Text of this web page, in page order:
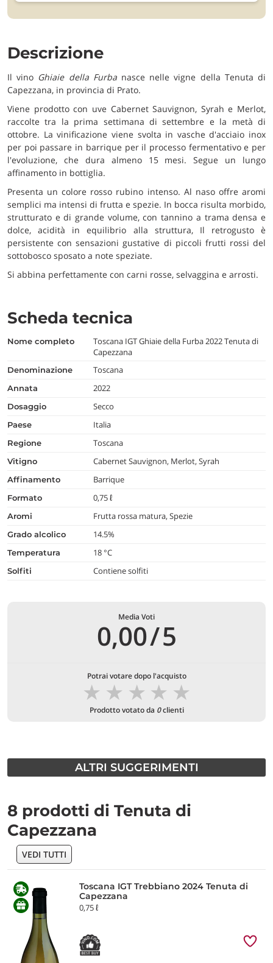
Descrizione
Il vino Ghiaie della Furbanasce nelle vigne della Tenuta di
Capezzana, in provincia di Prato.
Viene prodotto con uve Cabernet Sauvignon, Syrah e Merlot,
raccolte tra la prima settimana di settembre e la metà di
ottobre. La vinificazione viene svolta in vasche d'acciaio inox
per poi passare in barrique per il processo fermentativo e per
l'evoluzione, che dura almeno 15 mesi. Segue un lungo
affinamento in bottiglia.
Presenta un colore rosso rubino intenso. Al naso offre aromi
semplici ma intensi di frutta e spezie. In bocca risulta morbido,
strutturato e di grande volume, con tannino a trama densa e
dolce, acidità in equilibrio alla struttura, Il retrogusto è
persistente con sensazioni gustative di piccoli frutti rossi del
sottobosco sposato a note speziate.
Si abbina perfettamente con carni rosse, selvaggina e arrosti.
Scheda tecnica
nome completo
Toscana IGT Ghiaie della Furba 2022 Tenuta di
Capezzana
denominazione Toscana
annata 2022
dosaggio Secco
paese Italia
regione Toscana
vitigno Cabernet Sauvignon, Merlot, Syrah
affinamento Barrique
formato 0,75 ℓ
aromi Frutta rossa matura, Spezie
grado alcolico 14.5%
temperatura 18 °C
Solfiti Contiene solfiti
Media Voti
0,00/5
Potrai votare dopo l'acquisto
★
★
★
★
★
Prodotto votato da 0clienti
ALTRI SUGGERIMENTI
8 prodotti di Tenuta di
Capezzana
VEDI TUTTI
Toscana IGT Trebbiano 2024 Tenuta di
Capezzana
0,75 ℓ